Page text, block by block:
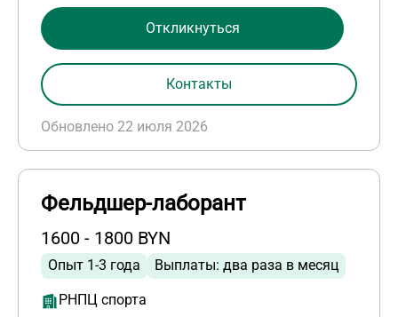
Обновлено 22 июля 2026
Откликнуться
Контакты
Фельдшер-лаборант
1600 - 1800 BYN
Опыт 1-3 года Выплаты: два раза в месяц
РНПЦ спорта